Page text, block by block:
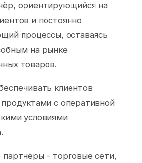
ориентирующийся на
и постоянно
процессы, оставаясь
на рынке
товаров.
клиентов
с оперативной
условиями
– торговые сети,